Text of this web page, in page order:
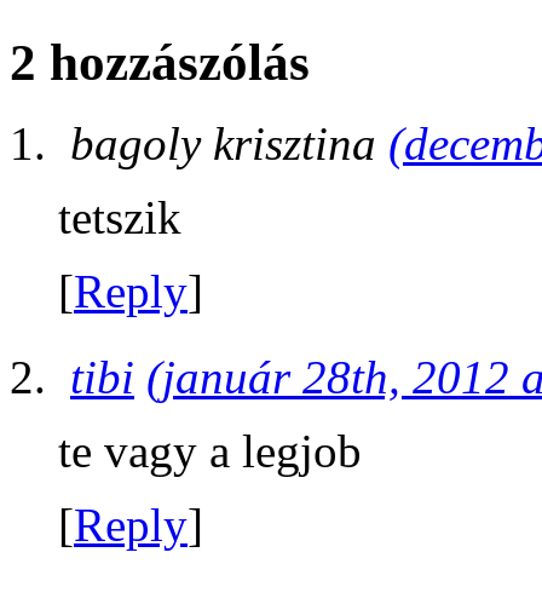
2 hozzászólás
bagoly krisztina
tetszik
[Reply]
tibi (január 28th, 2012
te vagy a legjob
[Reply]